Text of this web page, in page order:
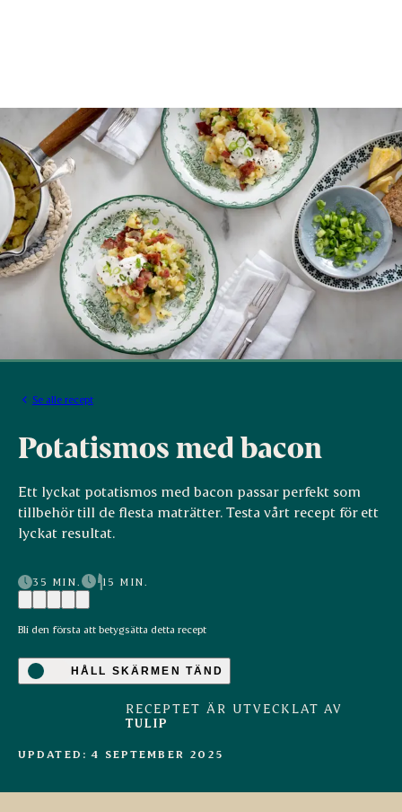
Se alle recept
Potatismos med bacon
Ett lyckat potatismos med bacon passar perfekt som
tillbehör till de flesta maträtter. Testa vårt recept för ett
lyckat resultat.
35 MIN. 15 MIN.
Bli den första att betygsätta detta recept
HÅLL SKÄRMEN TÄND
RECEPTET ÄR UTVECKLAT AV
TULIP
UPDATED: 4 SEPTEMBER 2025